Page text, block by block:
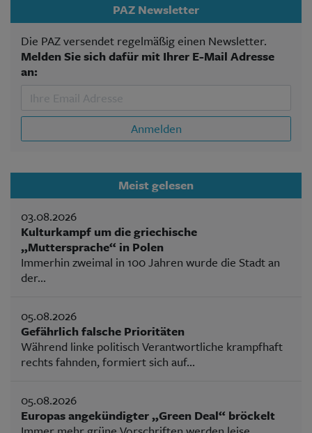
PAZ Newsletter
Die PAZ versendet regelmäßig einen Newsletter.
Melden Sie sich dafür mit Ihrer E-Mail Adresse
an:
Anmelden
Meist gelesen
03.08.2026
Kulturkampf um die griechische
„Muttersprache“ in Polen
Immerhin zweimal in 100 Jahren wurde die Stadt an
der...
05.08.2026
Gefährlich falsche Prioritäten
Während linke politisch Verantwortliche krampfhaft
rechts fahnden, formiert sich auf...
05.08.2026
Europas angekündigter „Green Deal“ bröckelt